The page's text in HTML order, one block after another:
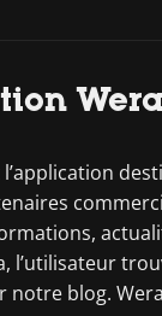
l’utilisateur
notre blog.